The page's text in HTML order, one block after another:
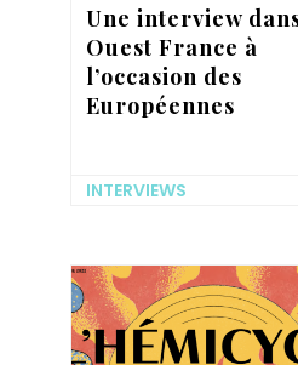
Une interview
Ouest France à
l’occasion des
Européennes
INTERVIEWS